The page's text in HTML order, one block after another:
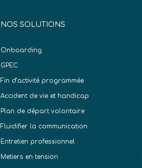
NOS SOLUTIONS
Onboarding
GPEC
Fin d’activité programmée
Accident de vie et handicap
Plan de départ volontaire
Fluidifier la communication
Entretien professionnel
Metiers en tension